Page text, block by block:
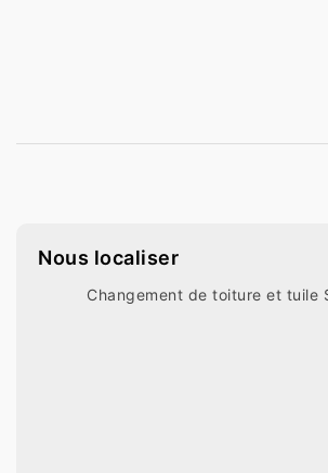
Nous localiser
Changement de toiture et tuile